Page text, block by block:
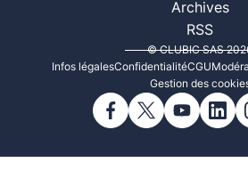
Archives
RSS
© CLUBIC SAS
Infos légalesConfidentialitéCGU
Gestion des